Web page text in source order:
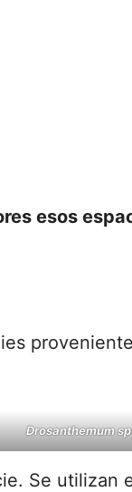
esos
Drosanthemum
Se utilizan